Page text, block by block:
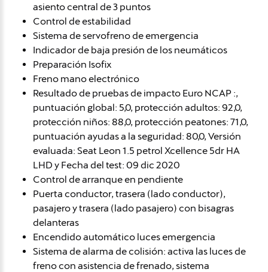
asiento central de 3 puntos
Control de estabilidad
Sistema de servofreno de emergencia
Indicador de baja presión de los neumáticos
Preparación Isofix
Freno mano electrónico
Resultado de pruebas de impacto Euro NCAP :,
puntuación global: 5,0, protección adultos: 92,0,
protección niños: 88,0, protección peatones: 71,0,
puntuación ayudas a la seguridad: 80,0, Versión
evaluada: Seat Leon 1.5 petrol Xcellence 5dr HA
LHD y Fecha del test: 09 dic 2020
Control de arranque en pendiente
Puerta conductor, trasera (lado conductor),
pasajero y trasera (lado pasajero) con bisagras
delanteras
Encendido automático luces emergencia
Sistema de alarma de colisión: activa las luces de
freno con asistencia de frenado, sistema